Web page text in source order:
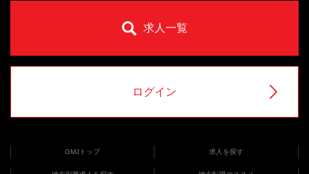
求人一覧
ログイン
GMJトップ 求人を探す